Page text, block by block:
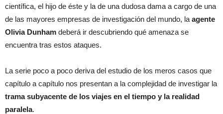
científica, el hijo de éste y la de una dudosa dama a cargo de una
de las mayores empresas de investigación del mundo, la agente
Olivia Dunham deberá ir descubriendo qué amenaza se
encuentra tras estos ataques.
La serie poco a poco deriva del estudio de los meros casos que
capítulo a capítulo nos presentan a la complejidad de investigar la
trama subyacente de los viajes en el tiempo y la realidad
paralela.